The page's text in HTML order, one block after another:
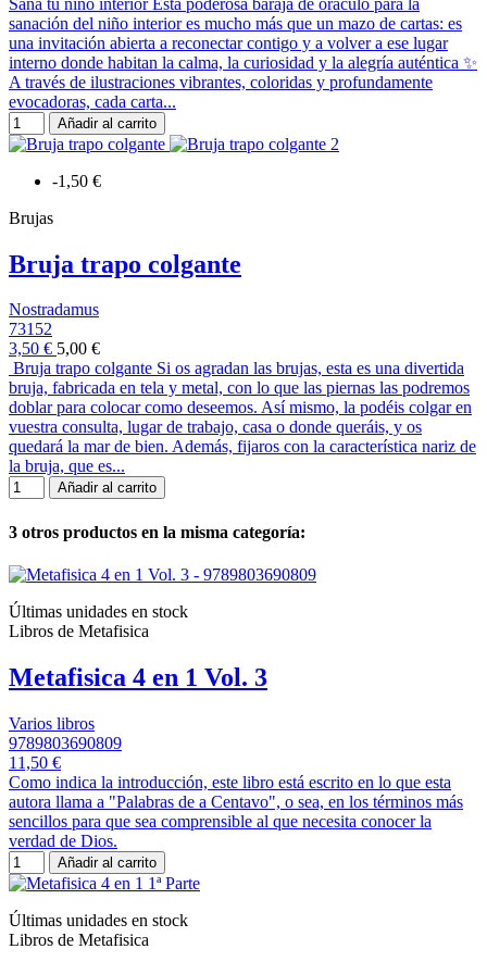
sanación del niño interior es mucho más que un mazo de cartas: es
una invitación abierta a reconectar contigo y a volver a ese lugar
interno donde habitan la calma, la curiosidad y la alegría auténtica ✨
A través de ilustraciones vibrantes, coloridas y profundamente
evocadoras, cada carta...
Añadir al carrito
-1,50 €
Brujas
Bruja trapo colgante
Nostradamus
73152
3,50 € 5,00 €
Bruja trapo colgante Si os agradan las brujas, esta es una divertida
bruja, fabricada en tela y metal, con lo que las piernas las podremos
doblar para colocar como deseemos. Así mismo, la podéis colgar en
vuestra consulta, lugar de trabajo, casa o donde queráis, y os
quedará la mar de bien. Además, fijaros con la característica nariz de
la bruja, que es...
Añadir al carrito
3 otros productos en la misma categoría:
Últimas unidades en stock
Libros de Metafisica
Metafisica 4 en 1 Vol. 3
Varios libros
9789803690809
11,50 €
Como indica la introducción, este libro está escrito en lo que esta
autora llama a "Palabras de a Centavo", o sea, en los términos más
sencillos para que sea comprensible al que necesita conocer la
verdad de Dios.
Añadir al carrito
Últimas unidades en stock
Libros de Metafisica